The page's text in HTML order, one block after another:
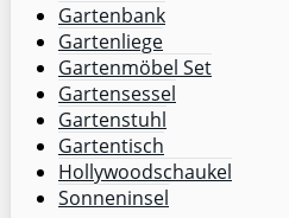
Gartenbank
Gartenliege
Gartenmöbel Set
Gartensessel
Gartenstuhl
Gartentisch
Hollywoodschaukel
Sonneninsel